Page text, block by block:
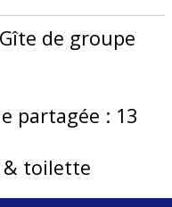
Gîte de groupe
partagée : 13
& toilette